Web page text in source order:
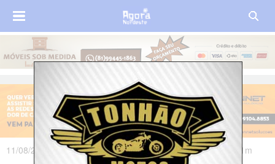
11/08/2017 às 19h28m - Atualizado em 11/08/2017 às 19h41m